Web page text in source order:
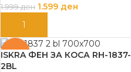
1.999ден 1.599 ден
ДОДАЈ ВО КОШНИЦА
-18%
ISKRA ФЕН ЗА КОСА RH-1837-
2BL